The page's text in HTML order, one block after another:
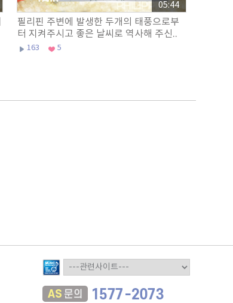
필리핀 주변에 발생한 두개의 태풍으로부
터 지켜주시고 좋은 날씨로 역사해 주신..
163 5
05:44